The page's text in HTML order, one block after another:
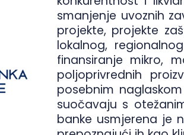
smanjenje uvoznih
projekte, projekte
lokalnog,
finansiranje mikro,
poljoprivrednih
posebnim
suočavaju s
banke usmjerena je